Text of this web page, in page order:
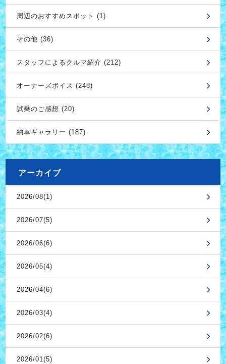
周辺のおすすめスポット (1)
その他 (36)
スタッフによるクルマ紹介 (212)
オーナーズボイス (248)
試乗のご感想 (20)
納車ギャラリー (187)
アーカイブ
2026/08(1)
2026/07(5)
2026/06(6)
2026/05(4)
2026/04(6)
2026/03(4)
2026/02(6)
2026/01(5)